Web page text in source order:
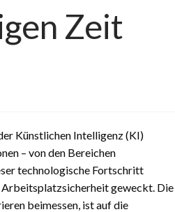
Zeit
Künstlichen Intelligenz (KI)
– von den Bereichen
technologische Fortschritt
Arbeitsplatzsicherheit geweckt. Die
beimessen, ist auf die